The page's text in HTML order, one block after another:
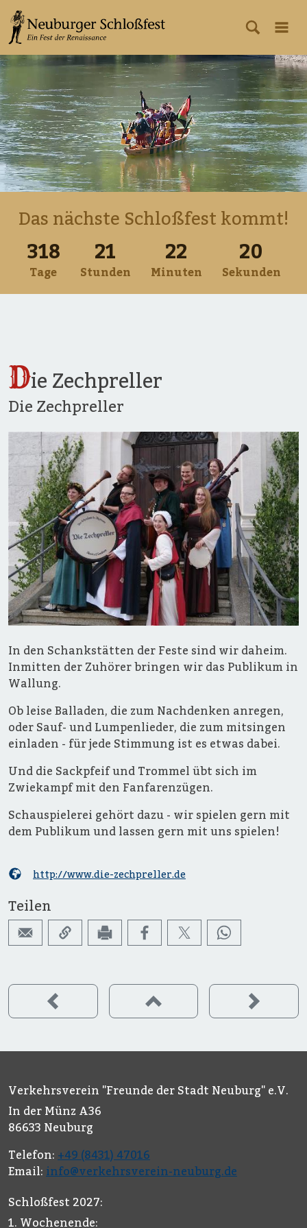
Das nächste Schloßfest kommt!
318
Tage
21
Stunden
22
Minuten
20
Sekunden
Die Zechpreller
Die Zechpreller
In den Schankstätten der Feste sind wir daheim.
Inmitten der Zuhörer bringen wir das Publikum in
Wallung.
Ob leise Balladen, die zum Nachdenken anregen,
oder Sauf- und Lumpenlieder, die zum mitsingen
einladen - für jede Stimmung ist es etwas dabei.
Und die Sackpfeif und Trommel übt sich im
Zwiekampf mit den Fanfarenzügen.
Schauspielerei gehört dazu - wir spielen gern mit
dem Publikum und lassen gern mit uns spielen!
http://www.die-zechpreller.de
Teilen
Verkehrsverein "Freunde der Stadt Neuburg" e.V.
In der Münz A36
86633 Neuburg
Telefon: +49 (8431) 47016
Email: info@verkehrsverein-neuburg.de
Schloßfest 2027:
1. Wochenende: